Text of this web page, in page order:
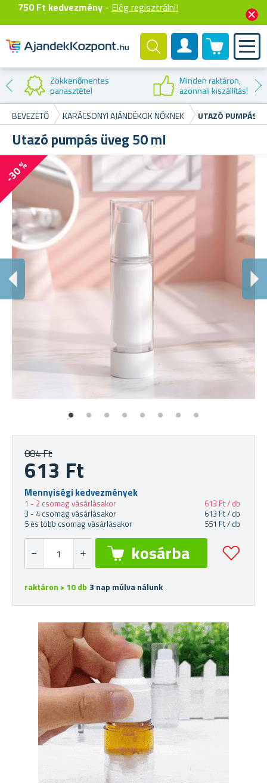
750 Ft kedvezmény - Elég regisztrálni!
Felhasználók fiók
0 termék
Zökkenőmentes
panasztétel
Minden raktáron,
azonnali kiszállítás!
BEVEZETŐ
KARÁCSONYI AJÁNDÉKOK NŐKNEK UTAZÓ PUMPÁS
Utazó pumpás üveg 50 ml
-30 %
884 Ft
613 Ft
Mennyiségi kedvezmények
1 - 2 csomag vásárlásakor
613 Ft / db
3 - 4 csomag vásárlásakor
613 Ft / db
5 és több csomag vásárlásakor
551 Ft / db
raktáron > 10 db 3 nap múlva nálunk